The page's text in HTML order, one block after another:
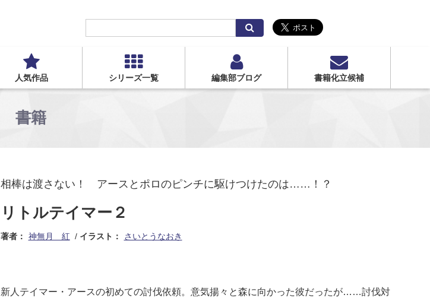
索
人気作品 シリーズ一覧 編集部ブログ 書籍化立候補
書籍
相棒は渡さない！ アースとポロのピンチに駆けつけたのは……！？
リトルテイマー２
著者： 神無月 紅 イラスト： さいとうなおき
新人テイマー・アースの初めての討伐依頼。意気揚々と森に向かった彼だったが……討伐対